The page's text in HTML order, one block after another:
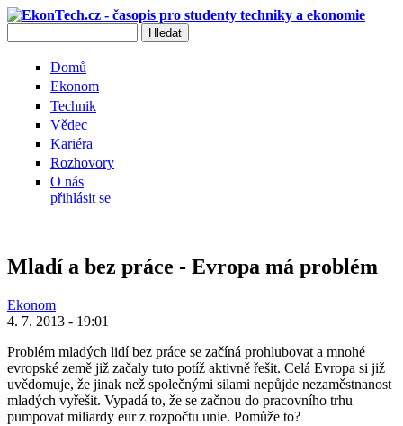
Přejít k hlavnímu obsahu
Domů
Ekonom
Technik
Vědec
Kariéra
Rozhovory
O nás
přihlásit se
Mladí a bez práce - Evropa má problém
Ekonom
4. 7. 2013 - 19:01
Problém mladých lidí bez práce se začíná prohlubovat a mnohé
evropské země již začaly tuto potíž aktivně řešit. Celá Evropa si již
uvědomuje, že jinak než společnými silami nepůjde nezaměstnanost
mladých vyřešit. Vypadá to, že se začnou do pracovního trhu
pumpovat miliardy eur z rozpočtu unie. Pomůže to?